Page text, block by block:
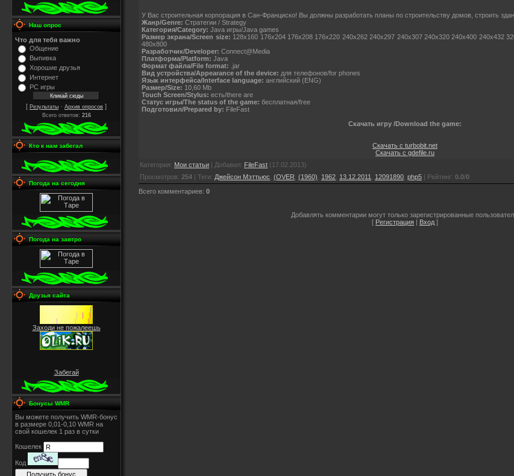
Наш опрос
Что для тебя важно
Общение
Выпивка
Хорошие друзья
Интернет
PC игры
[ Результаты · Архив опросов ]
Всего ответов: 216
Кто к нам забегал
Погода на сегодня
Погода на завтро
Друзья сайта
Заходи не пожалеешь
Забегай
Бонусы WMR
Вы можете получить WMR-бонус
в размере 0,01-0,10 WMR на
свой кошелек 1 раз в сутки
Кошелек
Код
У Вас строительная корпорация в Сан-Франциско! Вы должны разработать планы по строительству домов, строить
Жанр/Genre: Стратегии / Strategy
Категория/Category: Java игры/Java games
Размер экрана/Screen size: 128x160 176x204 176x208 176x220 240x262 240x297 240x307 240x320 240x400 240x432
480x800
Разработчик/Developer: Connect@Media
Платформа/Platform: Java
Формат файла/File format: .jar
Вид устройства/Appearance of the device: для телефонов/for phones
Язык интерфейса/Interface language: английский (ENG)
Размер/Size: 10,60 Mb
Touch Screen/Stylus: есть/there are
Статус игры/The status of the game: бесплатная/free
Подготовил/Prepared by: FileFast
Скачать игру /Download the game:
Скачать с turbobit.net
Скачать с gdefile.ru
Категория: Мои статьи | Добавил: FileFast (17.02.2013)
Просмотров: 254 | Теги: Джейсон Мэттьюс (OVER (1960) 1962 13.12.2011 12091890 php5 | Рейтинг: 0.0/0
Всего комментариев: 0
Добавлять комментарии могут только зарегистрированные
[ Регистрация | Вход ]